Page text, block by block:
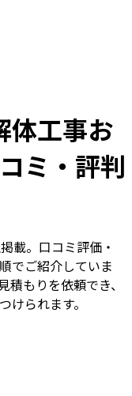
体工事お
ミ・評判
掲載。口コミ評価・
でご紹介していま
もりを依頼でき、
られます。